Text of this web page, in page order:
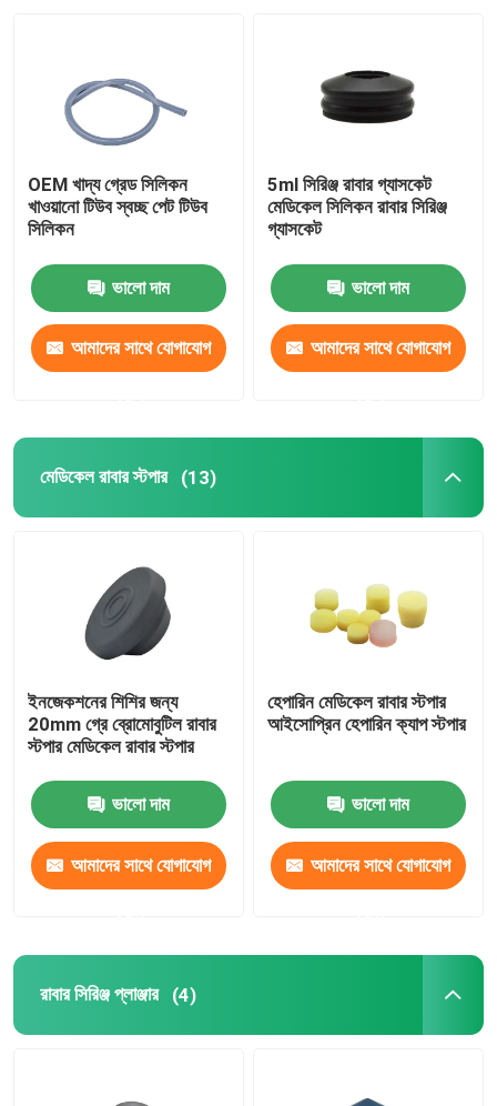
মান নিয়ন্ত্রণ
আমাদের সাথে যোগাযোগ করুন
উদ্ধৃতির জন্য আবেদন
মেডিকেল সিলিকন রাবার
রাবার সিরিঞ্জ প্লাঞ্জার
রক্ত সংগ্রহের জিনিসপত্র
বিউটাইল রাবার স্টপার
হ্যালোজেনেটেড বিউটাইল রাবার
OEM খাদ্য গ্রেড সিলিকন
খাওয়ানো টিউব স্বচ্ছ পেট টিউব
সিলিকন
ভালো দাম
আমাদের সাথে যোগাযোগ
5ml সিরিঞ্জ রাবার গ্যাসকেট
মেডিকেল সিলিকন রাবার সিরিঞ্জ
গ্যাসকেট
ভালো দাম
আমাদের সাথে যোগাযোগ
মেডিকেল রাবার স্টপার (13)
ইনজেকশনের শিশির জন্য
20mm গ্রে ব্রোমোবুটিল রাবার
স্টপার মেডিকেল রাবার স্টপার
ভালো দাম
আমাদের সাথে যোগাযোগ
হেপারিন মেডিকেল রাবার স্টপার
আইসোপ্রিন হেপারিন ক্যাপ স্টপার
ভালো দাম
আমাদের সাথে যোগাযোগ
রাবার সিরিঞ্জ প্লাঞ্জার (4)